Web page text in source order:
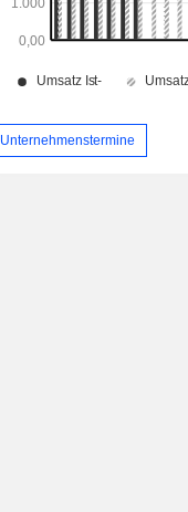
Unternehmenstermine